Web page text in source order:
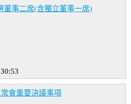
董事二席(含獨立董事一席)
會重要決議事項